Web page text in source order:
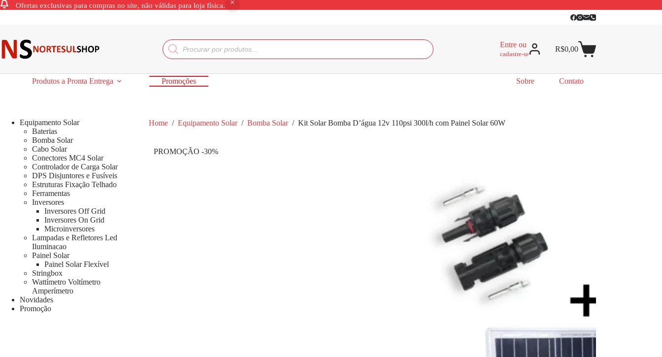
Ofertas exclusivas para compras no site, não válidas para loja física.
Entre ou
cadastre-se
R$0,00
Produtos a Pronta Entrega Promoções Sobre Contato
Home / Equipamento Solar / Bomba Solar / Kit Solar Bomba D’água 12v 110psi 300l/h com Painel Solar 60W
PROMOÇÃO -30%
Equipamento Solar
Baterias
Bomba Solar
Cabo Solar
Conectores MC4 Solar
Controlador de Carga Solar
DPS Disjuntores e Fusíveis
Estruturas Fixação Telhado
Ferramentas
Inversores
Inversores Off Grid
Inversores On Grid
Microinversores
Lampadas e Refletores Led
Iluminacao
Painel Solar
Painel Solar Flexível
Stringbox
Wattímetro Voltímetro
Amperímetro
Novidades
Promoção